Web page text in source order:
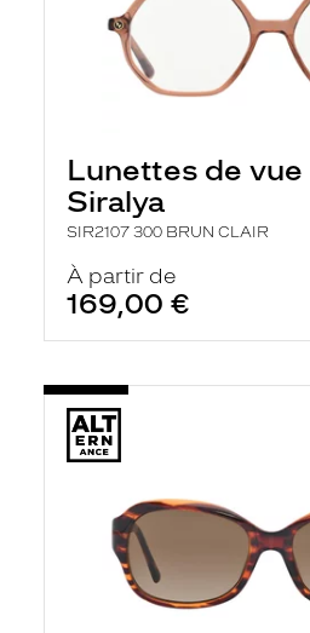
Lunettes de vue
Siralya
SIR2107 300 BRUN CLAIR
À partir de
169,00 €